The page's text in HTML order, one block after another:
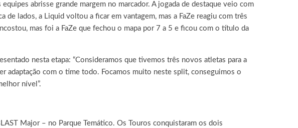
abrisse grande margem no marcador. A jogada de destaque veio com
de lados, a Liquid voltou a ficar em vantagem, mas a FaZe reagiu com três
mas foi a FaZe que fechou o mapa por 7 a 5 e ficou com o título da
nesta etapa: “Consideramos que tivemos três novos atletas para a
adaptação com o time todo. Focamos muito neste split, conseguimos o
nível”.
Major – no Parque Temático. Os Touros conquistaram os dois